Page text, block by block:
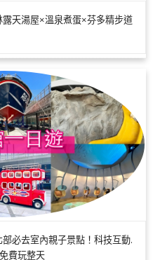
露天湯屋×溫泉煮蛋×芬多精步道
必去室內親子景點！科技互動.
費玩整天